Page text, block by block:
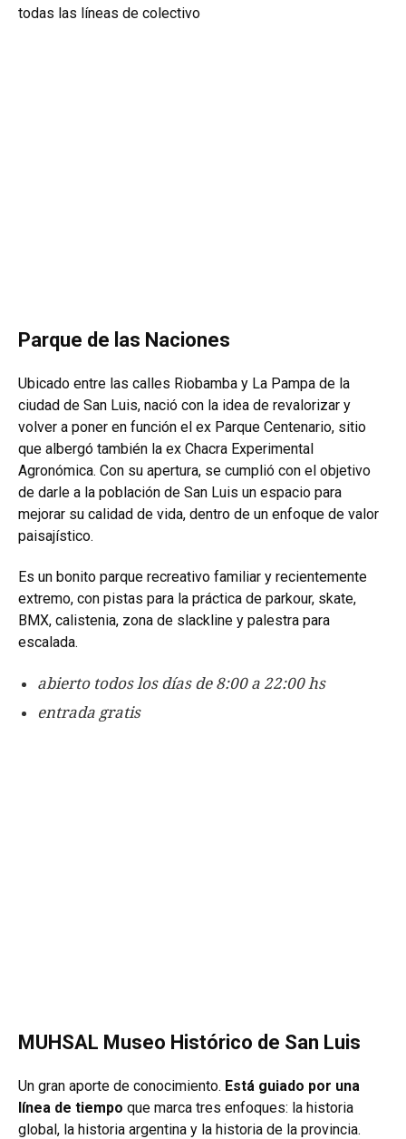
todas las líneas de colectivo
Parque de las Naciones
Ubicado entre las calles Riobamba y La Pampa de la
ciudad de San Luis, nació con la idea de revalorizar y
volver a poner en función el ex Parque Centenario, sitio
que albergó también la ex Chacra Experimental
Agronómica. Con su apertura, se cumplió con el objetivo
de darle a la población de San Luis un espacio para
mejorar su calidad de vida, dentro de un enfoque de valor
paisajístico.
Es un bonito parque recreativo familiar y recientemente
extremo, con pistas para la práctica de parkour, skate,
BMX, calistenia, zona de slackline y palestra para
escalada.
abierto todos los días de 8:00 a 22:00 hs
entrada gratis
MUHSAL Museo Histórico de San Luis
Un gran aporte de conocimiento. Está guiado por una
línea de tiempo que marca tres enfoques: la historia
global, la historia argentina y la historia de la provincia.